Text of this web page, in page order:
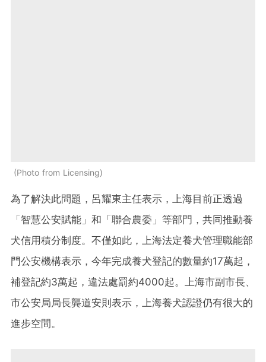
Photo from Licensing
為了解決此問題，呂耀東主任表示，上海目前正透過
「智慧公安賦能」和「聯合農委」等部門，共同推動養
犬信用積分制度。不僅如此，上海法定養犬管理職能部
門公安機構表示，今年完成養犬登記的數量約17萬起，
補登記約3萬起，違法處罰約4000起。上海市副市長、
市公安局局長龔道安則表示，上海養犬認證仍有很大的
進步空間。